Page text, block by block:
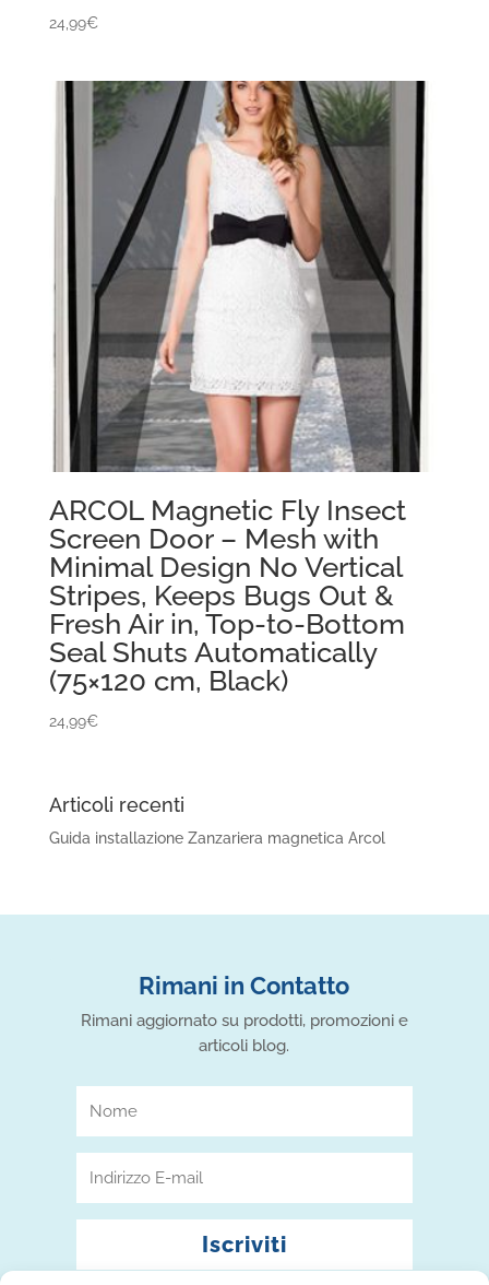
24,99€
ARCOL Magnetic Fly Insect
Screen Door – Mesh with
Minimal Design No Vertical
Stripes, Keeps Bugs Out &
Fresh Air in, Top-to-Bottom
Seal Shuts Automatically
(75×120 cm, Black)
24,99€
Articoli recenti
Guida installazione Zanzariera magnetica Arcol
Rimani in Contatto
Rimani aggiornato su prodotti, promozioni e
articoli blog.
Iscriviti